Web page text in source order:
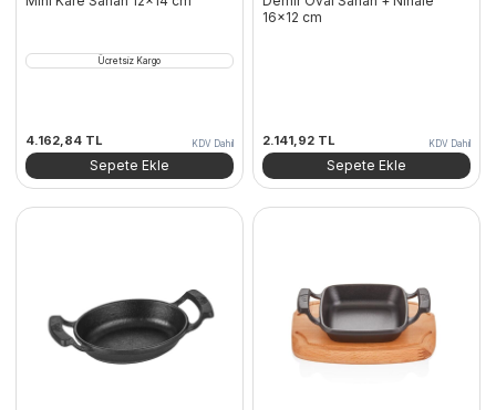
Ücretsiz Kargo
4.162,84 TL KDV Dahil
Sepete Ekle
16×12 cm
2.141,92 TL KDV Dahil
Sepete Ekle